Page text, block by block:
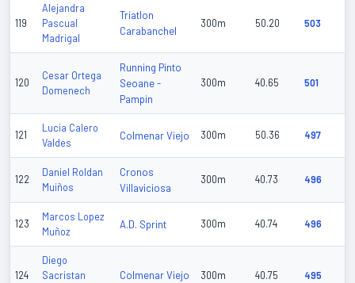
119
Alejandra
Pascual
Madrigal
Triatlon
Carabanchel
300m 50.20 503
120
Cesar Ortega
Domenech
Running Pinto
Seoane -
Pampin
300m 40.65 501
121
Lucia Calero
Valdes
Colmenar Viejo 300m 50.36 497
122
Daniel Roldan
Muiños
Cronos
Villaviciosa
300m 40.73 496
123
Marcos Lopez
Muñoz
A.D. Sprint 300m 40.74 496
124
Diego
Sacristan
Colmenar Viejo 300m 40.75 495